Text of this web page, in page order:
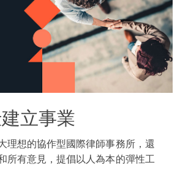
立事業
理想的協作型國際律師事務所，還
所有意見，提倡以人為本的彈性工